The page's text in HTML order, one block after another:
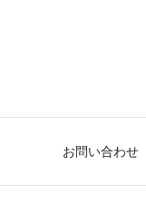
お問い合わせ